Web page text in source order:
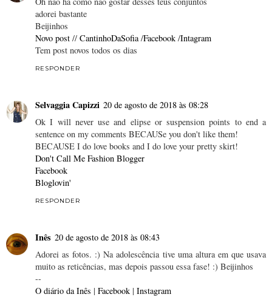
adorei bastante
Beijinhos
Novo post // CantinhoDaSofia /Facebook /Intagram
Tem post novos todos os dias
RESPONDER
Selvaggia Capizzi 20 de agosto de 2018 às 08:28
Ok I will never use and elipse or suspension points to end a
sentence on my comments BECAUSe you don't like them!
BECAUSE I do love books and I do love your pretty skirt!
Don't Call Me Fashion Blogger
Facebook
Bloglovin'
RESPONDER
Inês 20 de agosto de 2018 às 08:43
Adorei as fotos. :) Na adolescência tive uma altura em que usava
muito as reticências, mas depois passou essa fase! :) Beijinhos
--
O diário da Inês | Facebook | Instagram